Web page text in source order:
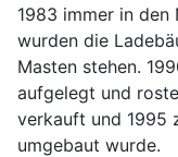
1983 immer in
wurden die
Masten stehen.
aufgelegt und
verkauft und 1995
umgebaut wurde.